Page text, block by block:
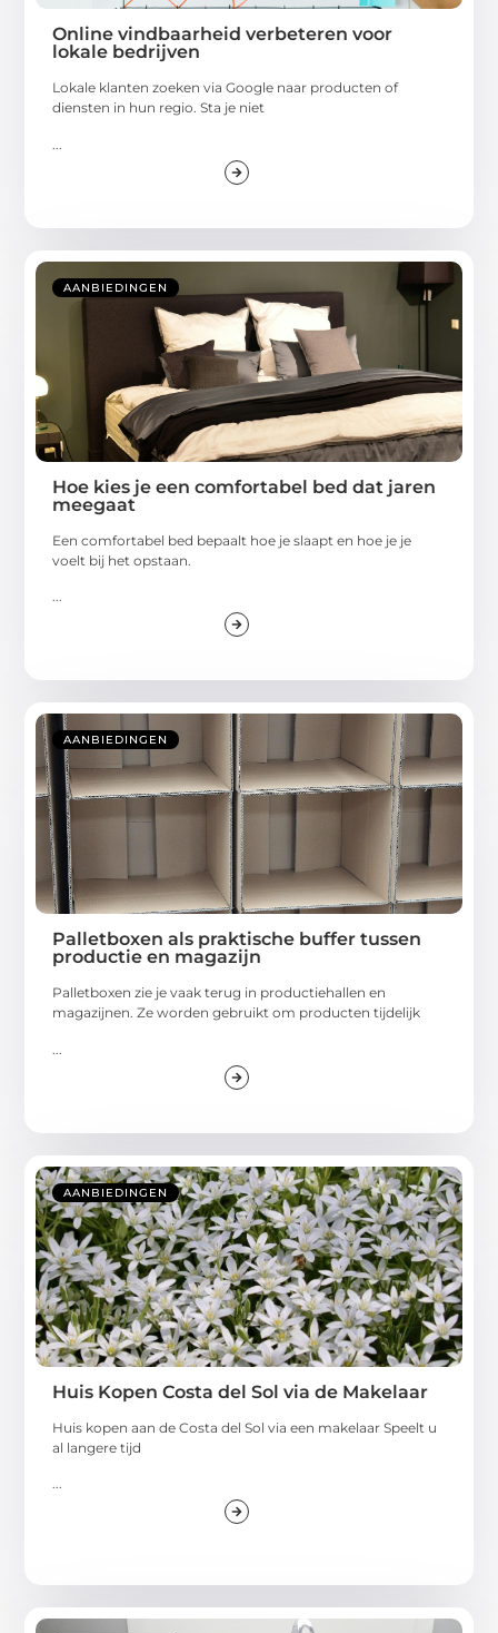
Online vindbaarheid verbeteren voor
lokale bedrijven
Lokale klanten zoeken via Google naar producten of
diensten in hun regio. Sta je niet
AANBIEDINGEN
Hoe kies je een comfortabel bed dat jaren
meegaat
Een comfortabel bed bepaalt hoe je slaapt en hoe je je
voelt bij het opstaan.
...
AANBIEDINGEN
Palletboxen als praktische buffer tussen
productie en magazijn
Palletboxen zie je vaak terug in productiehallen en
magazijnen. Ze worden gebruikt om producten tijdelijk
AANBIEDINGEN
Huis Kopen Costa del Sol via de Makelaar
Huis kopen aan de Costa del Sol via een makelaar Speelt u
al langere tijd